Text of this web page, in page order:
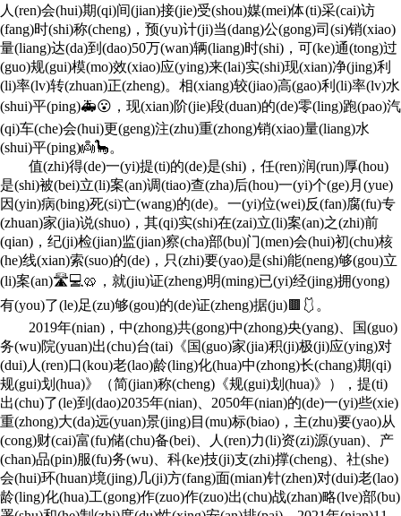
人(ren)会(hui)期(qi)间(jian)接(jie)受(shou)媒(mei)体(ti)采(cai)访
(fang)时(shi)称(cheng)，预(yu)计(ji)当(dang)公(gong)司(si)销(xiao)
量(liang)达(da)到(dao)50万(wan)辆(liang)时(shi)，可(ke)通(tong)过
(guo)规(gui)模(mo)效(xiao)应(ying)来(lai)实(shi)现(xian)净(jing)利
(li)率(lv)转(zhuan)正(zheng)。相(xiang)较(jiao)高(gao)利(li)率(lv)水
(shui)平(ping)🚑😮，现(xian)阶(jie)段(duan)的(de)零(ling)跑(pao)汽
(qi)车(che)会(hui)更(geng)注(zhu)重(zhong)销(xiao)量(liang)水
(shui)平(ping)👼🦕。
值(zhi)得(de)一(yi)提(ti)的(de)是(shi)，任(ren)润(run)厚(hou)
是(shi)被(bei)立(li)案(an)调(tiao)查(zha)后(hou)一(yi)个(ge)月(yue)
因(yin)病(bing)死(si)亡(wang)的(de)。一(yi)位(wei)反(fan)腐(fu)专
(zhuan)家(jia)说(shuo)，其(qi)实(shi)在(zai)立(li)案(an)之(zhi)前
(qian)，纪(ji)检(jian)监(jian)察(cha)部(bu)门(men)会(hui)初(chu)核
(he)线(xian)索(suo)的(de)，只(zhi)要(yao)是(shi)能(neng)够(gou)立
(li)案(an)🛣💻🥨，就(jiu)证(zheng)明(ming)已(yi)经(jing)拥(yong)
有(you)了(le)足(zu)够(gou)的(de)证(zheng)据(ju)🟫🩱。
2019年(nian)，中(zhong)共(gong)中(zhong)央(yang)、国(guo)
务(wu)院(yuan)出(chu)台(tai)《国(guo)家(jia)积(ji)极(ji)应(ying)对
(dui)人(ren)口(kou)老(lao)龄(ling)化(hua)中(zhong)长(chang)期(qi)
规(gui)划(hua)》（简(jian)称(cheng)《规(gui)划(hua)》），提(ti)
出(chu)了(le)到(dao)2035年(nian)、2050年(nian)的(de)一(yi)些(xie)
重(zhong)大(da)远(yuan)景(jing)目(mu)标(biao)，主(zhu)要(yao)从
(cong)财(cai)富(fu)储(chu)备(bei)、人(ren)力(li)资(zi)源(yuan)、产
(chan)品(pin)服(fu)务(wu)、科(ke)技(ji)支(zhi)撑(cheng)、社(she)
会(hui)环(huan)境(jing)几(ji)方(fang)面(mian)针(zhen)对(dui)老(lao)
龄(ling)化(hua)工(gong)作(zuo)作(zuo)出(chu)战(zhan)略(lve)部(bu)